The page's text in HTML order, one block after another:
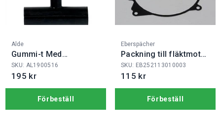
Fabrikat:
Alde
Gummi-t Med
Luftnippel
SKU: AL1900516
195 kr
Förbeställ
Fabrikat:
Eberspächer
Packning till fläktmotor
D4/+
SKU: EB252113010003
115 kr
Förbeställ